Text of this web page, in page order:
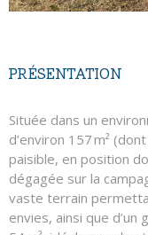
PRÉSENTATION
Située dans un
d’environ 157 m²
paisible, en position
dégagée sur la
vaste terrain
envies, ainsi que